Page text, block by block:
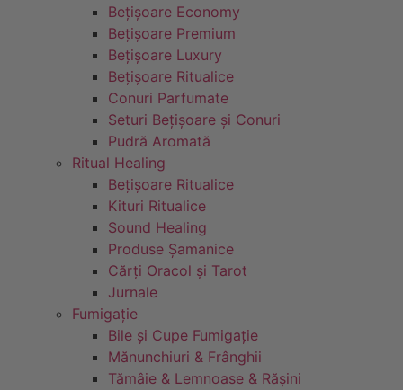
Bețișoare Economy
Bețișoare Premium
Bețișoare Luxury
Bețișoare Ritualice
Conuri Parfumate
Seturi Bețișoare și Conuri
Pudră Aromată
Ritual Healing
Bețișoare Ritualice
Kituri Ritualice
Sound Healing
Produse Șamanice
Cărți Oracol și Tarot
Jurnale
Fumigație
Bile și Cupe Fumigație
Mănunchiuri & Frânghii
Tămâie & Lemnoase & Rășini